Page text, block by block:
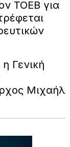
ΤΟΕΒ για
Γενική
Μιχαήλ